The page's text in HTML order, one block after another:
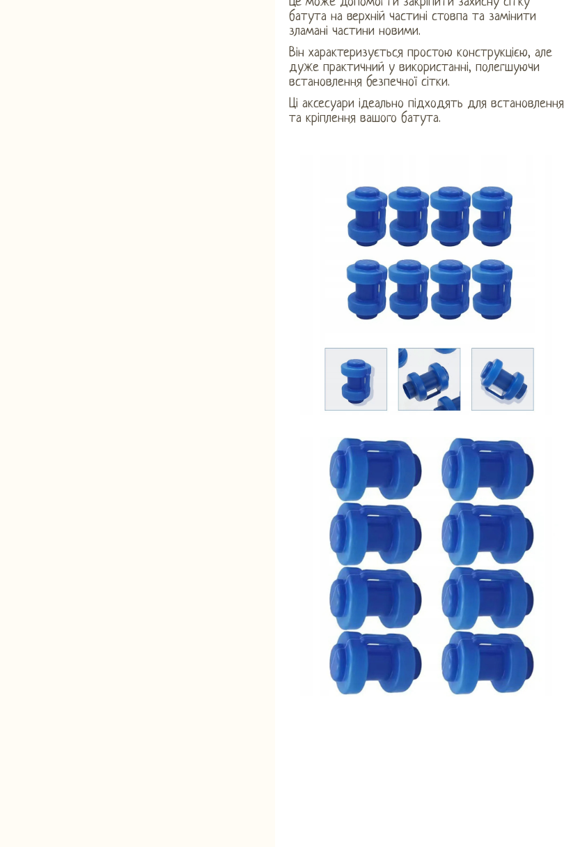
батута на верхній частині стовпа та замінити
зламані частини новими.
Він характеризується простою конструкцією, але
дуже практичний у використанні, полегшуючи
встановлення безпечної сітки.
Ці аксесуари ідеально підходять для встановлення
та кріплення вашого батута.